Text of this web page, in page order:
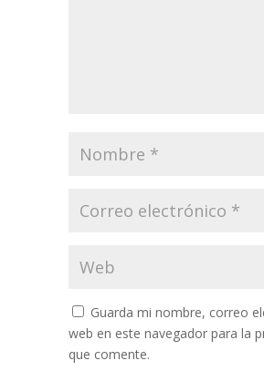
Guarda mi nombre, correo
web en este navegador para la
que comente.